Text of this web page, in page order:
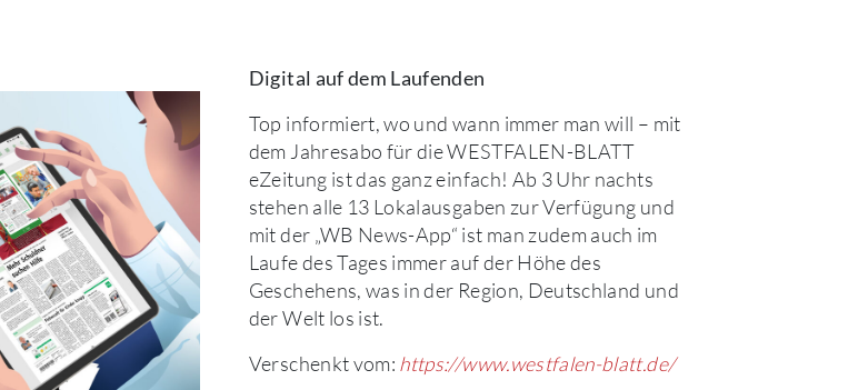
Digital auf dem Laufenden
Top informiert, wo und wann immer man will – mit
dem Jahresabo für die WESTFALEN-BLATT
eZeitung ist das ganz einfach! Ab 3 Uhr nachts
stehen alle 13 Lokalausgaben zur Verfügung und
mit der „WB News-App“ ist man zudem auch im
Laufe des Tages immer auf der Höhe des
Geschehens, was in der Region, Deutschland und
der Welt los ist.
Verschenkt vom: https://www.westfalen-blatt.de/